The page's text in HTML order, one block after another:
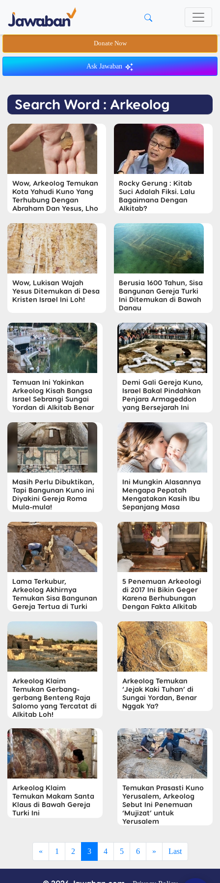
Donate Now
Ask Jawaban
Search Word : Arkeolog
Wow, Arkeolog Temukan
Kota Yahudi Kuno Yang
Terhubung Dengan
Abraham Dan Yesus, Lho
Rocky Gerung : Kitab
Suci Adalah Fiksi. Lalu
Bagaimana Dengan
Alkitab?
Wow, Lukisan Wajah
Yesus Ditemukan di Desa
Kristen Israel Ini Loh!
Berusia 1600 Tahun, Sisa
Bangunan Gereja Turki
Ini Ditemukan di Bawah
Danau
Temuan Ini Yakinkan
Arkeolog Kisah Bangsa
Israel Sebrangi Sungai
Yordan di Alkitab Benar
Demi Gali Gereja Kuno,
Israel Bakal Pindahkan
Penjara Armageddon
yang Bersejarah Ini
Masih Perlu Dibuktikan,
Tapi Bangunan Kuno ini
Diyakini Gereja Roma
Mula-mula!
Ini Mungkin Alasannya
Mengapa Pepatah
Mengatakan Kasih Ibu
Sepanjang Masa
Lama Terkubur,
Arkeolog Akhirnya
Temukan Sisa Bangunan
Gereja Tertua di Turki
5 Penemuan Arkeologi
di 2017 Ini Bikin Geger
Karena Berhubungan
Dengan Fakta Alkitab
Arkeolog Klaim
Temukan Gerbang-
gerbang Benteng Raja
Salomo yang Tercatat di
Alkitab Loh!
Arkeolog Temukan
‘Jejak Kaki Tuhan’ di
Sungai Yordan, Benar
Nggak Ya?
Arkeolog Klaim
Temukan Makam Santa
Klaus di Bawah Gereja
Turki Ini
Temukan Prasasti Kuno
Yerusalem, Arkeolog
Sebut Ini Penemuan
‘Mujizat’ untuk
Yerusalem
« 1 2 3 4 5 6 » Last